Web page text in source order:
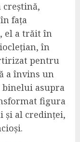
fața
el a trăit în
în
pentru
a învins un
asupra
figura
și al credinței,